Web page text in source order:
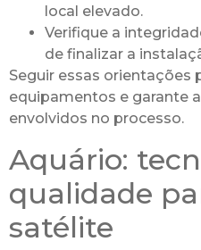
local elevado.
Verifique a
de finalizar a
Seguir essas orientações
equipamentos e garante
envolvidos no processo.
Aquário:
qualidade
satélite